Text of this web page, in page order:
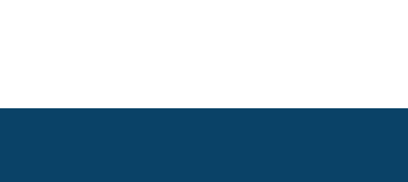
arranjo À medida que a água
reversa, a concentração de sais na